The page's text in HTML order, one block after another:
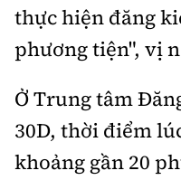
thực hiện đăng
phương tiện", vị
Ở Trung tâm
30D, thời điểm
khoảng gần 20